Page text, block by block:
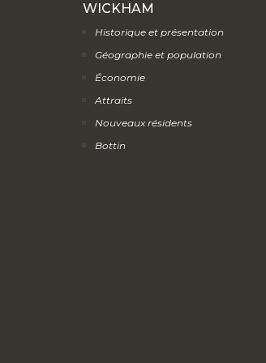
WICKHAM
Historique et présentation
Géographie et population
Économie
Attraits
Nouveaux résidents
Bottin